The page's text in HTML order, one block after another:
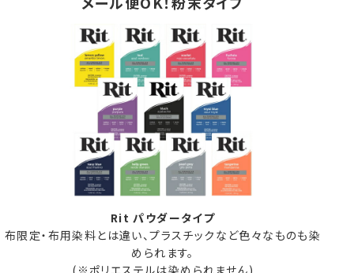
Rit パウダータイプ
布限定・布用染料とは違い、プラスチックなど色々なものも染
められます。
(※ポリエステルは染められません)